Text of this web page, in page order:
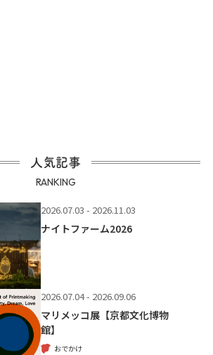
人気記事
RANKING
2026.07.03 - 2026.11.03
ナイトファーム2026
2026.07.04 - 2026.09.06
マリメッコ展【京都文化博物
館】
おでかけ